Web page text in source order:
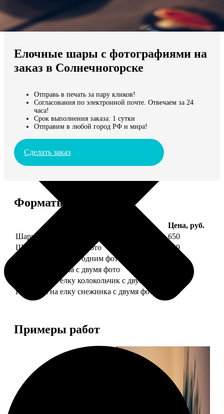
Мы доставляем по всему миру
Продолжить без города
Елочные шары с фотографиями на
заказ в Солнечногорске
Отправь в печать за пару кликов!
Согласования по электронной почте. Отвечаем за 24
часа!
Срок выполнения заказа: 1 сутки
Отправим в любой город РФ и мира!
Сделать заказ
Форматы и цены
Цена, руб.
Шарик елочный с 1 фото
650
Шарик елочный с 2 фото
699
Шарик-шкатулка с одним фото
Шарик-шкатулка с двумя фото
Подвеска на елку колокольчик с двумя фото
Подвеска на елку снежинка с двумя фото
590
Примеры работ